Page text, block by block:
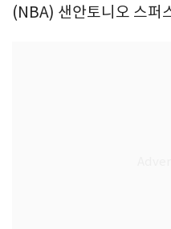
(NBA) 샌안토니오 스퍼